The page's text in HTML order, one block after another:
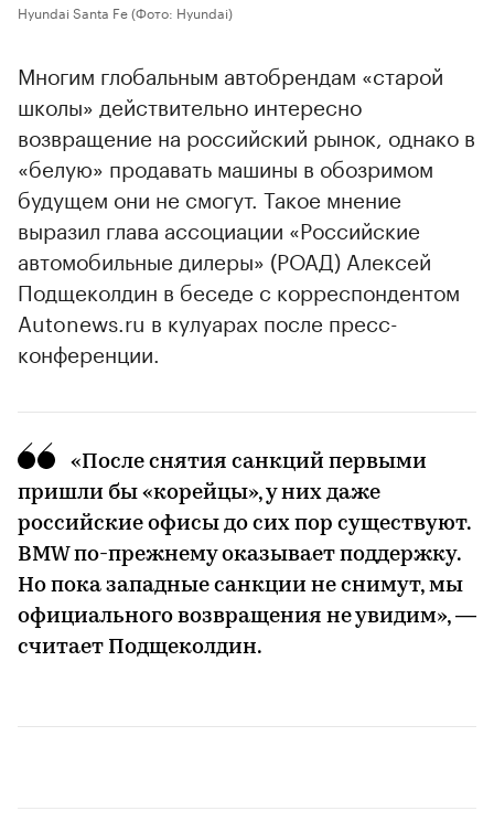
Hyundai Santa Fe(Фото: Hyundai)
Многим глобальным автобрендам «старой
школы» действительно интересно
возвращение на российский рынок, однако в
«белую» продавать машины в обозримом
будущем они не смогут. Такое мнение
выразил глава ассоциации «Российские
автомобильные дилеры» (РОАД) Алексей
Подщеколдин в беседе с корреспондентом
Autonews.ru в кулуарах после пресс-
конференции.
«После снятия санкций первыми
пришли бы «корейцы», у них даже
российские офисы до сих пор существуют.
BMW по-прежнему оказывает поддержку.
Но пока западные санкции не снимут, мы
официального возвращения не увидим», —
считает Подщеколдин.